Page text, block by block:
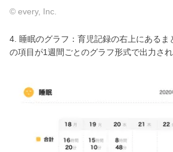
© every, Inc.
4. 睡眠のグラフ：育児記録の右上にあるま
の項目が1週間ごとのグラフ形式で出力され